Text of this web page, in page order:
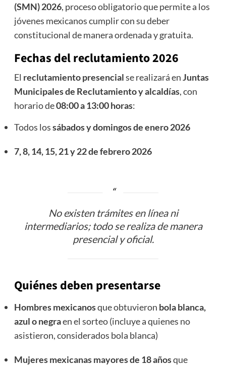
(SMN) 2026, proceso obligatorio que permite a los
jóvenes mexicanos cumplir con su deber
constitucional de manera ordenada y gratuita.
Fechas del reclutamiento 2026
El reclutamiento presencialse realizará enJuntas
Municipales de Reclutamiento y alcaldías, con
horario de08:00 a 13:00 horas:
Todos lossábados y domingos de enero 2026
7, 8, 14, 15, 21 y 22 de febrero 2026
No existen trámites en línea ni
intermediarios; todo se realiza de manera
presencial y oficial.
Quiénes deben presentarse
Hombres mexicanosque obtuvieron bola blanca,
azul o negraen el sorteo (incluye a quienes no
asistieron, considerados bola blanca)
Mujeres mexicanas mayores de 18 añosque